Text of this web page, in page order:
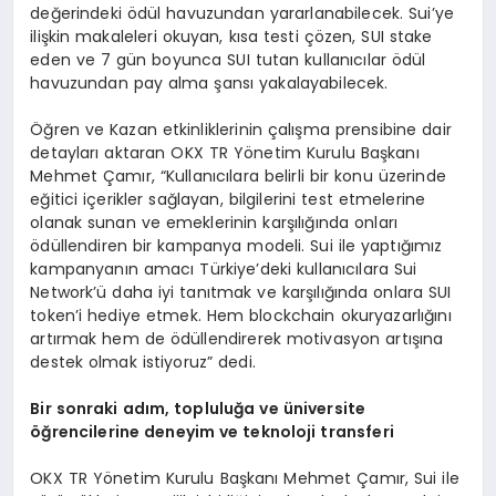
değerindeki ödül havuzundan yararlanabilecek. Sui’ye
ilişkin makaleleri okuyan, kısa testi çözen, SUI stake
eden ve 7 gün boyunca SUI tutan kullanıcılar ödül
havuzundan pay alma şansı yakalayabilecek.
Öğren ve Kazan etkinliklerinin çalışma prensibine dair
detayları aktaran OKX TR Yönetim Kurulu Başkanı
Mehmet Çamır, “Kullanıcılara belirli bir konu üzerinde
eğitici içerikler sağlayan, bilgilerini test etmelerine
olanak sunan ve emeklerinin karşılığında onları
ödüllendiren bir kampanya modeli. Sui ile yaptığımız
kampanyanın amacı Türkiye’deki kullanıcılara Sui
Network’ü daha iyi tanıtmak ve karşılığında onlara SUI
token’i hediye etmek. Hem blockchain okuryazarlığını
artırmak hem de ödüllendirerek motivasyon artışına
destek olmak istiyoruz” dedi.
Bir sonraki adım, topluluğa ve üniversite
öğrencilerine deneyim ve teknoloji transferi
OKX TR Yönetim Kurulu Başkanı Mehmet Çamır, Sui ile